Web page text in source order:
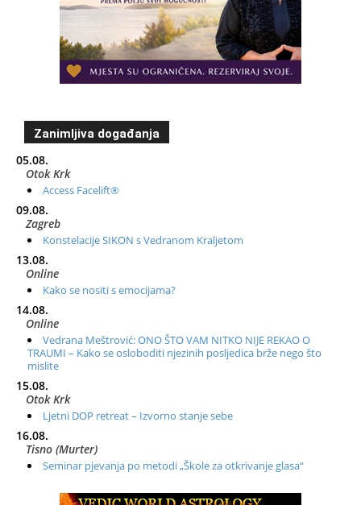
Zanimljiva događanja
05.08.
Otok Krk
Access Facelift®
09.08.
Zagreb
Konstelacije SIKON s Vedranom Kraljetom
13.08.
Online
Kako se nositi s emocijama?
14.08.
Online
Vedrana Meštrović: ONO ŠTO VAM NITKO NIJE REKAO O
TRAUMI – Kako se osloboditi njezinih posljedica brže nego što
mislite
15.08.
Otok Krk
Ljetni DOP retreat – Izvorno stanje sebe
16.08.
Tisno (Murter)
Seminar pjevanja po metodi „Škole za otkrivanje glasa“